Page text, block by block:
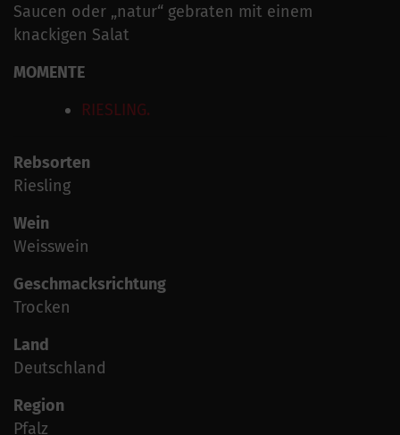
Saucen oder „natur“ gebraten mit einem
knackigen Salat
MOMENTE
RIESLING.
Rebsorten
Riesling
Wein
Weisswein
Geschmacksrichtung
Trocken
Land
Deutschland
Region
Pfalz